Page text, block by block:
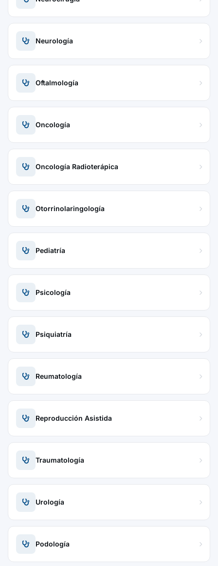
Neurología
Oftalmología
Oncología
Oncología Radioterápica
Otorrinolaringología
Pediatría
Psicología
Psiquiatría
Reumatología
Reproducción Asistida
Traumatología
Urología
Podología